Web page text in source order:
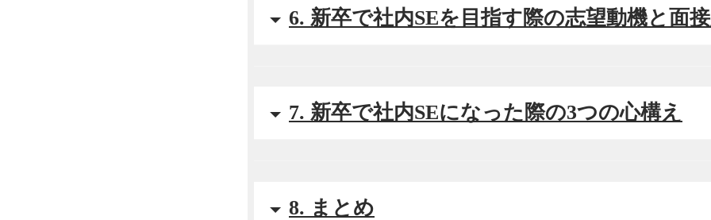
6. 新卒で社内SEを目指す際の志望動機と面
7. 新卒で社内SEになった際の3つの心構え
8. まとめ